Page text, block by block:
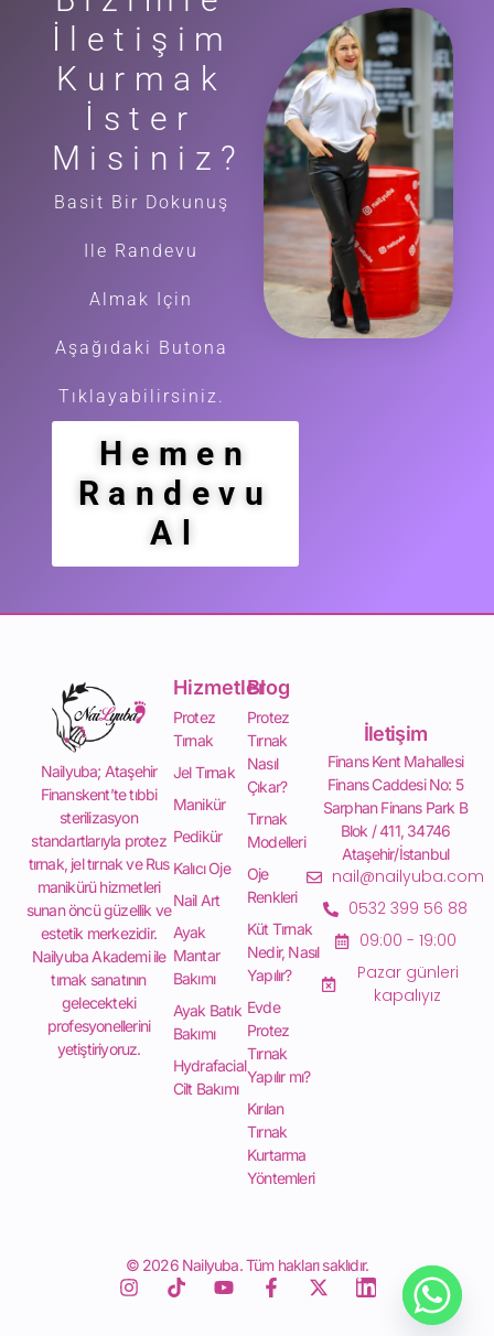
İletişim
Kurmak
İster
Misiniz?
Basit Bir Dokunuş
Ile Randevu
Almak Için
Aşağıdaki Butona
Tıklayabilirsiniz.
Hemen
Randevu
Al
Nailyuba; Ataşehir
Finanskent’te tıbbi
sterilizasyon
standartlarıyla protez
tırnak, jel tırnak ve Rus
manikürü hizmetleri
sunan öncü güzellik ve
estetik merkezidir.
Nailyuba Akademi ile
tırnak sanatının
gelecekteki
profesyonellerini
yetiştiriyoruz.
Hizmetler
Protez
Tırnak
Jel Tırnak
Manikür
Pedikür
Kalıcı Oje
Nail Art
Ayak
Mantar
Bakımı
Ayak Batık
Bakımı
Hydrafacial
Cilt Bakımı
Blog
Protez
Tırnak
Nasıl
Çıkar?
Tırnak
Modelleri
Oje
Renkleri
Küt Tırnak
Nedir, Nasıl
Yapılır?
Evde
Protez
Tırnak
Yapılır mı?
Kırılan
Tırnak
Kurtarma
Yöntemleri
İletişim
Finans Kent Mahallesi
Finans Caddesi No: 5
Sarphan Finans Park B
Blok / 411, 34746
Ataşehir/İstanbul
nail@nailyuba.com
0532 399 56 88
09:00 - 19:00
Pazar günleri
kapalıyız
© 2026 Nailyuba. Tüm hakları saklıdır.